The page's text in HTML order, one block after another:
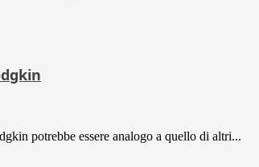
potrebbe essere analogo a quello di altri...